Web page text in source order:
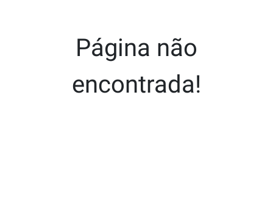
Página não
encontrada!